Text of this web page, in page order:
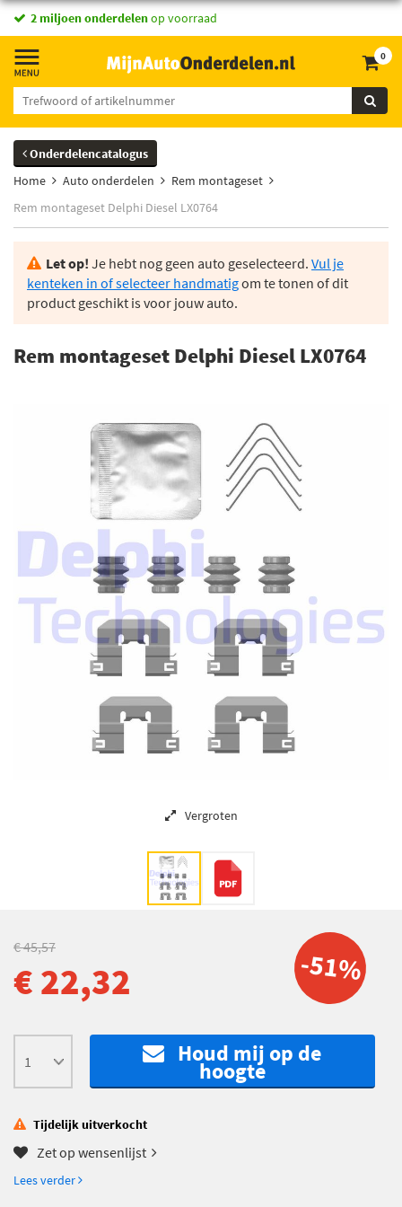
2 miljoen onderdelenop voorraad
0
Onderdelencatalogus
Home
Auto onderdelen
Rem montageset
Rem montageset Delphi Diesel LX0764
Let op! Je hebt nog geen auto geselecteerd. Vul je
kenteken in of selecteer handmatigom te tonen of dit
product geschikt is voor jouw auto.
Rem montageset Delphi Diesel LX0764
Vergroten
-51%
€ 45,57
€ 22,32
Houd mij op de
hoogte
Tijdelijk uitverkocht
Zet op wensenlijst
Lees verder